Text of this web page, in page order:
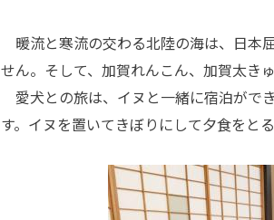
暖流と寒流の交わる北陸の海は、日本
せん。そして、加賀れんこん、加賀太き
愛犬との旅は、イヌと一緒に宿泊がで
す。イヌを置いてきぼりにして夕食をと